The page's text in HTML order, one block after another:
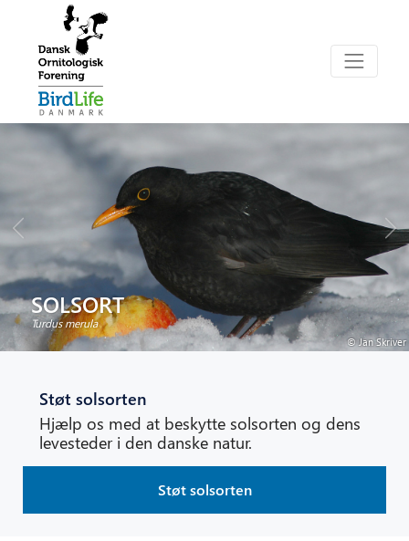
SOLSORT
Turdus merula
© Jan Skriver
Støt solsorten
Hjælp os med at beskytte solsorten og dens
levesteder i den danske natur.
Støt solsorten